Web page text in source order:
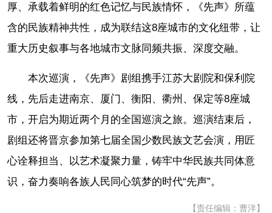
厚、承载着鲜明的红色记忆与民族情怀，《先声》所蕴
含的民族精神共性，成为联结这8座城市的文化纽带，让
重大历史叙事与各地城市文脉同频共振、深度交融。
本次巡演，《先声》剧组携手江苏大剧院和保利院
线，先后走进南京、厦门、衡阳、衢州、保定等8座城
市，开启为期近两个月的全国巡演之旅。巡演结束后，
剧组还将晋京参加第七届全国少数民族文艺会演，用匠
心诠释担当、以艺术凝聚力量，铸牢中华民族共同体意
识，奋力奏响各族人民同心筑梦的时代“先声”。
【责任编辑：曹洋】